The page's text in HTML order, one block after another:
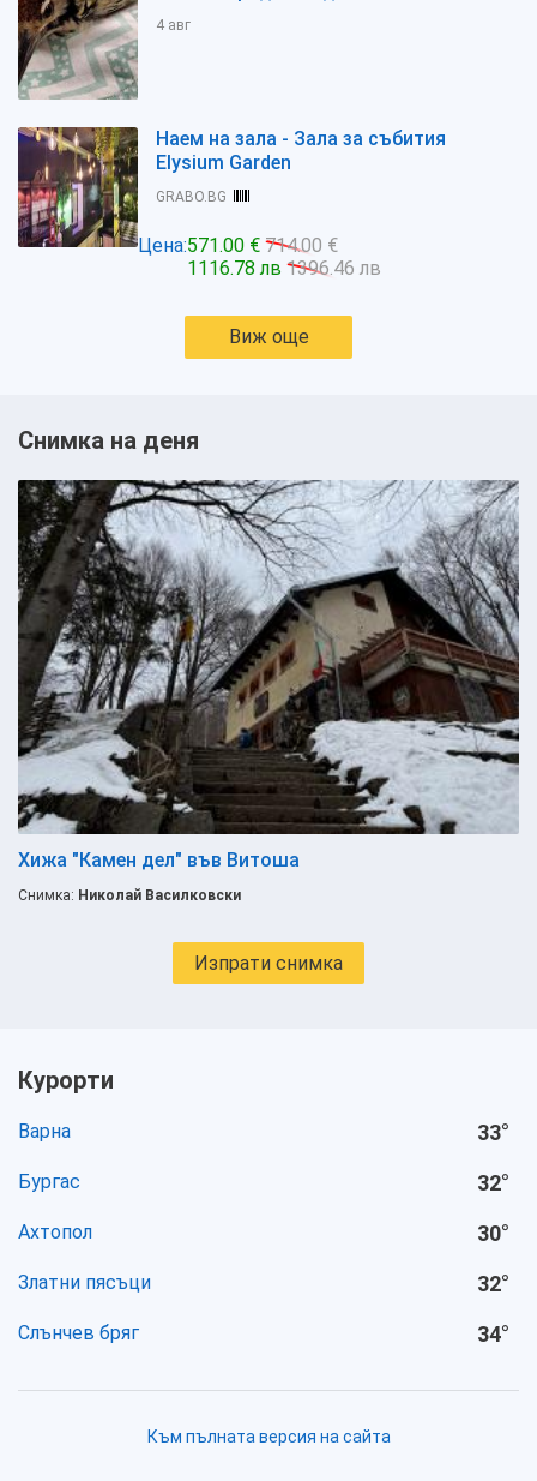
4 авг
Наем на зала - Зала за събития
Elysium Garden
GRABO.BG
Цена:571.00 € 714.00 €
1116.78 лв 1396.46 лв
Виж още
Снимка на деня
Хижа "Камен дел" във Витоша
Снимка: Николай Василковски
Изпрати снимка
Курорти
Варна 33°
Бургас 32°
Ахтопол 30°
Златни пясъци 32°
Слънчев бряг 34°
Към пълната версия на сайта